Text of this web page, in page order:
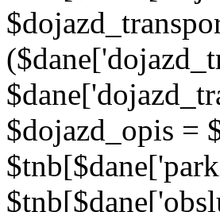
$dojazd_opis =